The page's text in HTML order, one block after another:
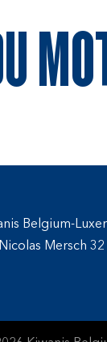
Belgium-
Mersch 32